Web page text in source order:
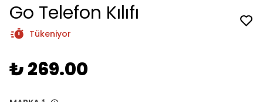
Go Telefon Kılıfı
Tükeniyor
₺ 269.00